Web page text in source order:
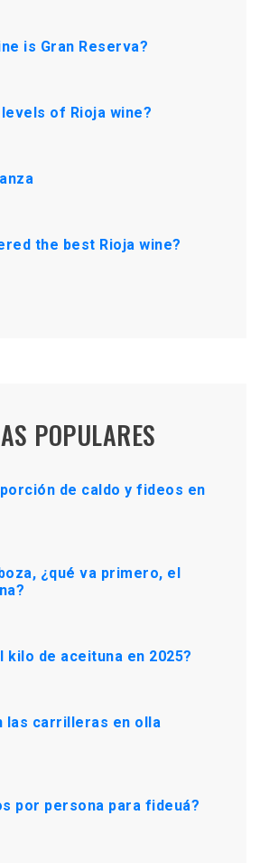
is Gran Reserva?
of Rioja wine?
the best Rioja wine?
POPULARES
de caldo y fideos en
¿qué va primero, el
kilo de aceituna en 2025?
las carrilleras en olla
por persona para fideuá?